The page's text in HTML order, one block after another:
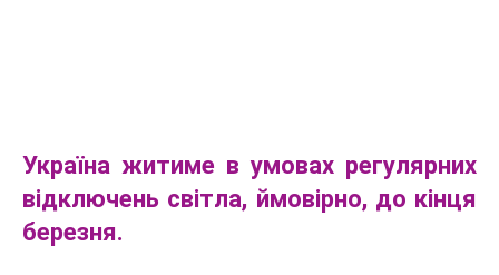
Україна житиме в умовах регулярних
відключень світла, ймовірно, до кінця
березня.